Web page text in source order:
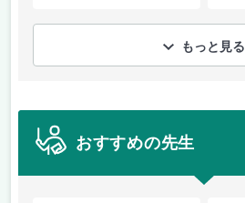
もっと見る
おすすめの先生